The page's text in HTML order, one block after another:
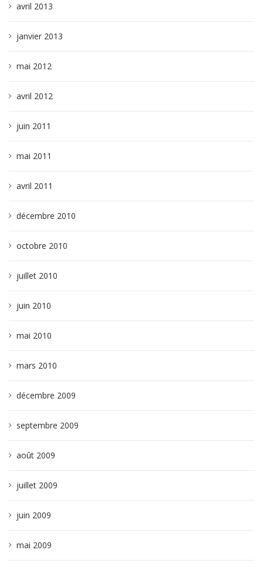
avril 2013
janvier 2013
mai 2012
avril 2012
juin 2011
mai 2011
avril 2011
décembre 2010
octobre 2010
juillet 2010
juin 2010
mai 2010
mars 2010
décembre 2009
septembre 2009
août 2009
juillet 2009
juin 2009
mai 2009